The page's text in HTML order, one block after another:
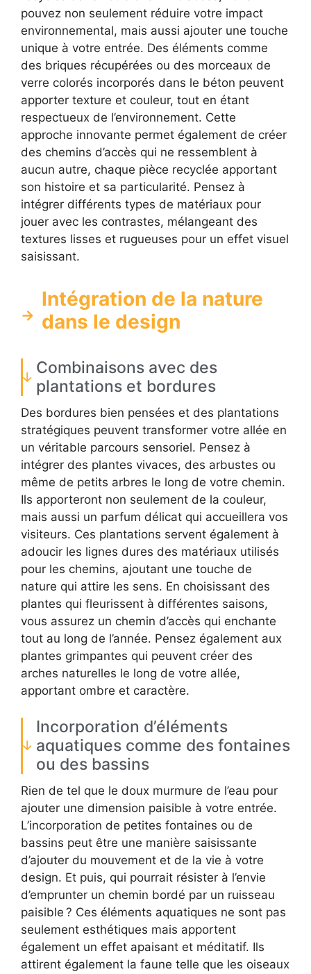
pouvez non seulement réduire votre impact
environnemental, mais aussi ajouter une touche
unique à votre entrée. Des éléments comme
des briques récupérées ou des morceaux de
verre colorés incorporés dans le béton peuvent
apporter texture et couleur, tout en étant
respectueux de l’environnement. Cette
approche innovante permet également de créer
des chemins d’accès qui ne ressemblent à
aucun autre, chaque pièce recyclée apportant
son histoire et sa particularité. Pensez à
intégrer différents types de matériaux pour
jouer avec les contrastes, mélangeant des
textures lisses et rugueuses pour un effet visuel
saisissant.
Intégration de la nature
dans le design
Combinaisons avec des
plantations et bordures
Des bordures bien pensées et des plantations
stratégiques peuvent transformer votre allée en
un véritable parcours sensoriel. Pensez à
intégrer des plantes vivaces, des arbustes ou
même de petits arbres le long de votre chemin.
Ils apporteront non seulement de la couleur,
mais aussi un parfum délicat qui accueillera vos
visiteurs. Ces plantations servent également à
adoucir les lignes dures des matériaux utilisés
pour les chemins, ajoutant une touche de
nature qui attire les sens. En choisissant des
plantes qui fleurissent à différentes saisons,
vous assurez un chemin d’accès qui enchante
tout au long de l’année. Pensez également aux
plantes grimpantes qui peuvent créer des
arches naturelles le long de votre allée,
apportant ombre et caractère.
Incorporation d’éléments
aquatiques comme des fontaines
ou des bassins
Rien de tel que le doux murmure de l’eau pour
ajouter une dimension paisible à votre entrée.
L’incorporation de petites fontaines ou de
bassins peut être une manière saisissante
d’ajouter du mouvement et de la vie à votre
design. Et puis, qui pourrait résister à l’envie
d’emprunter un chemin bordé par un ruisseau
paisible ? Ces éléments aquatiques ne sont pas
seulement esthétiques mais apportent
également un effet apaisant et méditatif. Ils
attirent également la faune telle que les oiseaux